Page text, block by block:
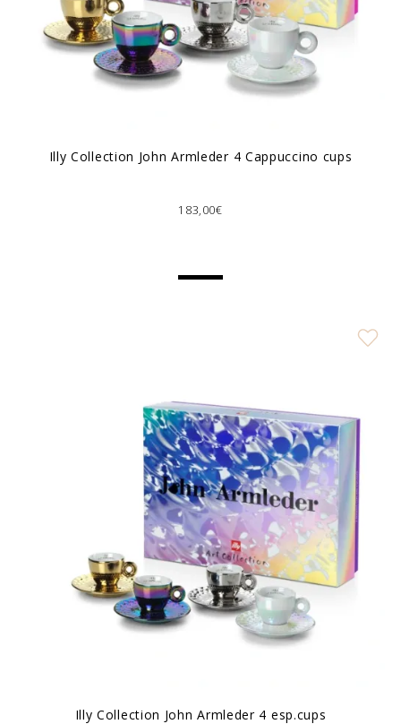
Illy Collection John Armleder 4 Cappuccino cups
183,00€
Illy Collection John Armleder 4 esp.cups